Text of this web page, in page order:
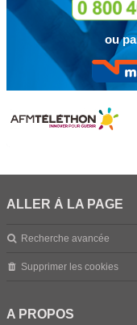
ou
ALLER À LA PAGE
Recherche avancée
Supprimer les cookies
A PROPOS